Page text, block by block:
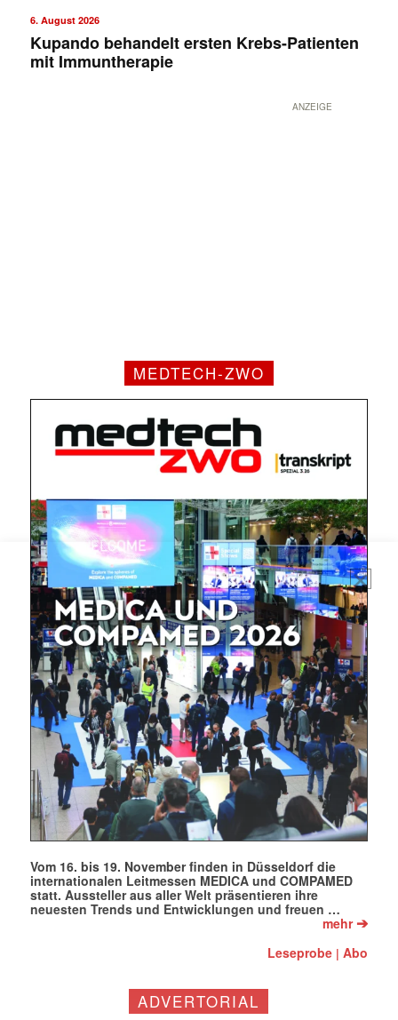
Mit dem |transkript-Newsletter
jede Woche aktuell informiert.
Mail
(erforderlich)
6. August 2026
Kupando behandelt ersten Krebs-Patienten
mit Immuntherapie
ANZEIGE
MEDTECH-ZWO
Vom 16. bis 19. November finden in Düsseldorf die
internationalen Leitmessen MEDICA und COMPAMED
statt. Aussteller aus aller Welt präsentieren ihre
neuesten Trends und Entwicklungen und freuen …
mehr➔
Leseprobe |Abo
ADVERTORIAL